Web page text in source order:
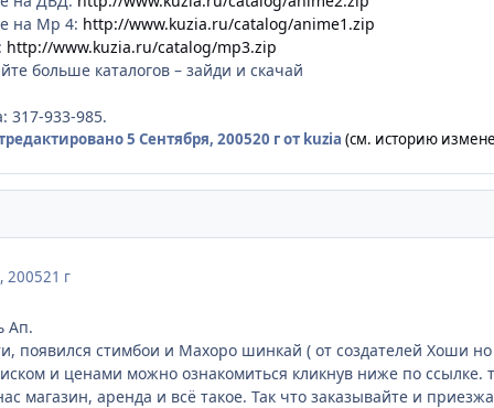
на Мр 4: http://www.kuzia.ru/catalog/anime1.zip
http://www.kuzia.ru/catalog/mp3.zip
больше каталогов – зайди и скачай
317-933-985.
5 Сентября, 200520 гот kuzia (см. историю
200521 г
Ап.
появился стимбои и Махоро шинкай ( от создателей Хоши но
и ценами можно ознакомиться кликнув ниже по
магазин, аренда и всё такое. Так что заказывайте и